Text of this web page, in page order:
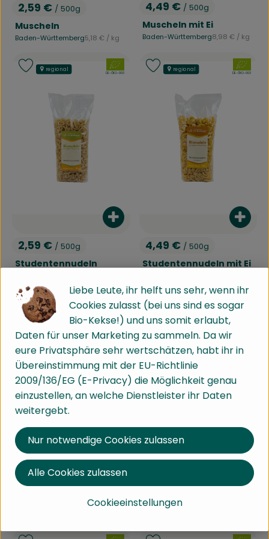
, Preis:
2,59 € / 500g
Muscheln
, Herkunft:
Baden-Württemberg, Referenzpreis:
5,18 € / kg
, Preis:
4,49 € / 500g
Muscheln mit Ei
, Herkunft:
Baden-Württemberg, Referenzpreis:
8,98 € / kg
, Preis:
2,59 € / 500g
Studentennudeln
Produkt zum Warenkorb
, Verband:
, Kontrollstelle:
DE-ÖKO-003
regional
Produkt zu Favouriten hinzufügen
, Preis:
4,49 € / 500g
Studentennudeln mit Ei
, Verband:
, Kontrollstelle:
DE-ÖKO-003
regional
Produkt zu Favouriten
, Preis:
1,59 €/ 250g
Tagliatelle
, Referenzpreis:
6,36 €/ kg
Produkt zum Warenkorb
, Verband:
regional
Produkt zu Favouriten hinzufügen
2,49 €/ 250g
Tagliatelle mit Ei
, Verband:
, Kontrollstelle:
DE-ÖKO-003
regional
Produkt zu Favouriten
Liebe Leute, ihr helft uns sehr, wenn ihr
Cookies zulasst (bei uns sind es sogar
Bio-Kekse!) und uns somit erlaubt,
Daten für unser Marketing zu sammeln. Da wir
eure Privatsphäre sehr wertschätzen, habt ihr in
Übereinstimmung mit der EU-Richtlinie
2009/136/EG (E-Privacy) die Möglichkeit genau
einzustellen, an welche Dienstleister ihr Daten
weitergebt.
Cookieeinstellungen
Nur notwendige Cookies zulassen
Alle Cookies zulassen